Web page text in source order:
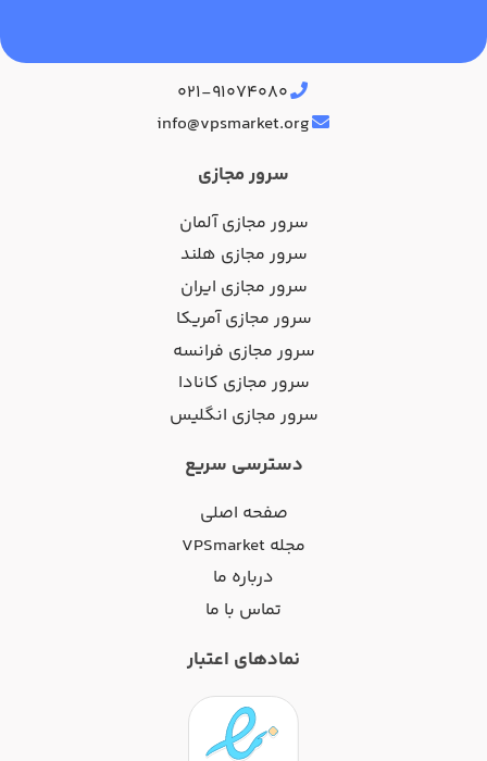
۰۲۱-۹۱۰۷۴۰۸۰
info@vpsmarket.org
سرور مجازی
سرور مجازی آلمان
سرور مجازی هلند
سرور مجازی ایران
سرور مجازی آمریکا
سرور مجازی فرانسه
سرور مجازی کانادا
سرور مجازی انگلیس
دسترسی سریع
صفحه اصلی
مجله VPSmarket
درباره ما
تماس با ما
نمادهای اعتبار